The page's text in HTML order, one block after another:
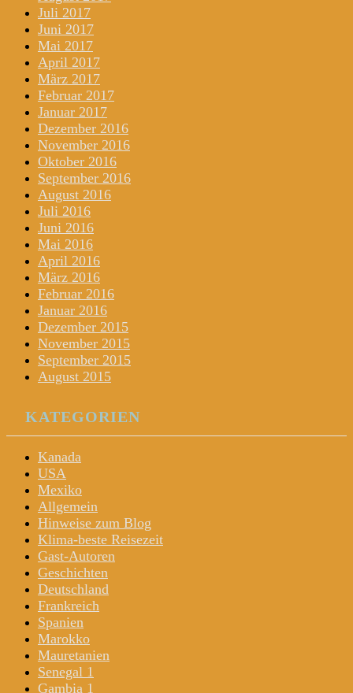
Juli 2017
Juni 2017
Mai 2017
April 2017
März 2017
Februar 2017
Januar 2017
Dezember 2016
November 2016
Oktober 2016
September 2016
August 2016
Juli 2016
Juni 2016
Mai 2016
April 2016
März 2016
Februar 2016
Januar 2016
Dezember 2015
November 2015
September 2015
August 2015
KATEGORIEN
Kanada
USA
Mexiko
Allgemein
Hinweise zum Blog
Klima-beste Reisezeit
Gast-Autoren
Geschichten
Deutschland
Frankreich
Spanien
Marokko
Mauretanien
Senegal 1
Gambia 1